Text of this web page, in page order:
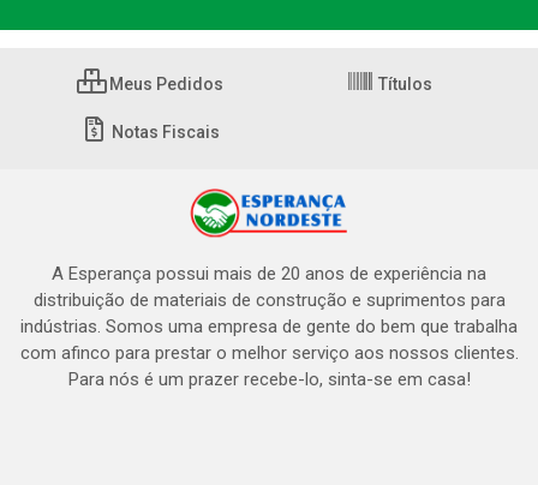
Meus Pedidos Títulos
Notas Fiscais
A Esperança possui mais de 20 anos de experiência na
distribuição de materiais de construção e suprimentos para
indústrias. Somos uma empresa de gente do bem que trabalha
com afinco para prestar o melhor serviço aos nossos clientes.
Para nós é um prazer recebe-lo, sinta-se em casa!